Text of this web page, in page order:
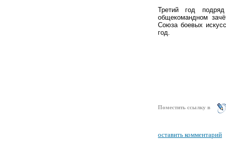
Третий год
общекомандном
Союза боевых
год.
Поместить ссылку в
оставить комментарий